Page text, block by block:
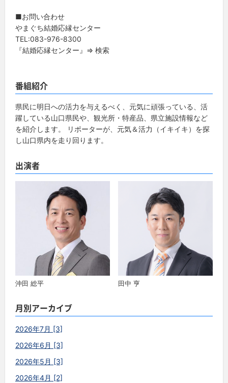
■お問い合わせ
やまぐち結婚応縁センター
TEL:083-976-8300
『結婚応縁センター』⇒ 検索
番組紹介
県民に明日への活力を与えるべく、元気に頑張っている、活
躍している山口県民や、観光所・特産品、県立施設情報など
を紹介します。 リポーターが、元気＆活力（イキイキ）を探
し山口県内を走り回ります。
出演者
沖田 総平 田中 亨
月別アーカイブ
2026年7月 [3]
2026年6月 [3]
2026年5月 [3]
2026年4月 [2]